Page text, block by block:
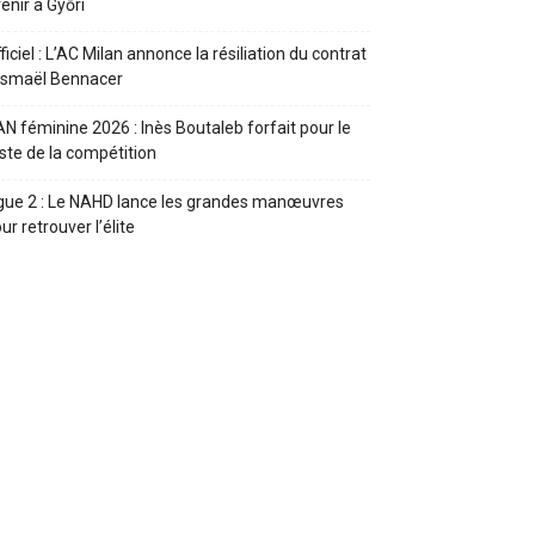
à Győri
: L’AC Milan annonce la résiliation du contrat
Bennacer
féminine 2026 : Inès Boutaleb forfait pour le
de la compétition
2 : Le NAHD lance les grandes manœuvres
retrouver l’élite